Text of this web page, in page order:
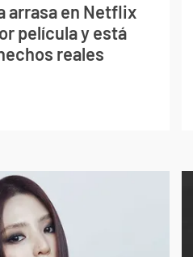
arrasa en Netflix
película y está
reales